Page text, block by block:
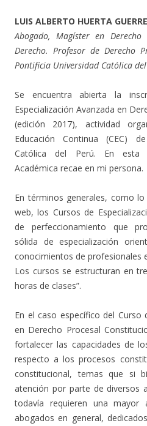
LUIS ALBERTO HUERTA
Abogado, Magíster en
Derecho. Profesor de Derecho
Pontificia Universidad Católica
Se encuentra abierta la
Especialización Avanzada en
(edición 2017), actividad
Educación Continua (CEC)
Católica del Perú. En esta
Académica recae en mi persona.
En términos generales, como
web, los Cursos de
de perfeccionamiento que
sólida de especialización
conocimientos de profesionales
Los cursos se estructuran en
horas de clases”.
En el caso específico del Curso
en Derecho Procesal
fortalecer las capacidades de
respecto a los procesos
constitucional, temas que si
atención por parte de diversos
todavía requieren una
abogados en general,